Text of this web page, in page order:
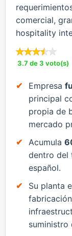
comercial,
hospitality
3.7 de 3 voto(s)
​Empresa
principal
propia de
mercado
​Acumula
dentro del
español.
​Su planta
suministro